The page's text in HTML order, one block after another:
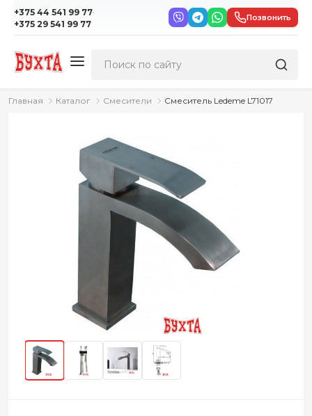
+375 44 541 99 77·
+375 29 541 99 77
Позвонить
Главная Каталог Смесители Смеситель Ledeme L71017